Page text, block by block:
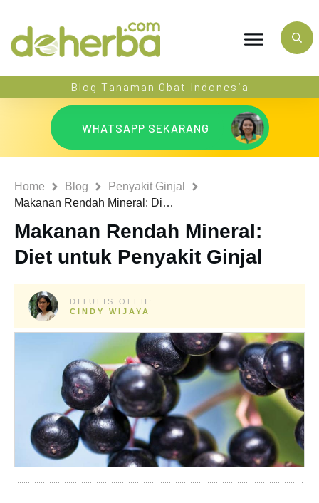
Blog Tanaman Obat Indonesia
WHATSAPP SEKARANG
Home Blog
Penyakit Ginjal
Makanan Rendah Mineral: Diet untuk Penyakit Ginjal
Makanan Rendah Mineral:
Diet untuk Penyakit Ginjal
DITULIS OLEH:
CINDY WIJAYA